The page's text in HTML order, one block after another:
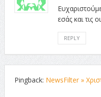
εσάς και τις
REPLY
Pingback: NewsFilter »